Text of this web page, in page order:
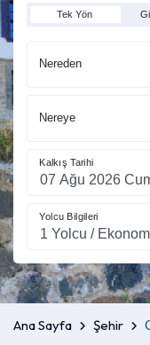
Tek Yön
Nereden
Nereye
Kalkış Tarihi
Yolcu Bilgileri
Ana Sayfa Şehir